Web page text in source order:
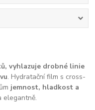
vyhlazuje drobné linie
. Hydratační film s cross-
jemnost, hladkost a
elegantně.